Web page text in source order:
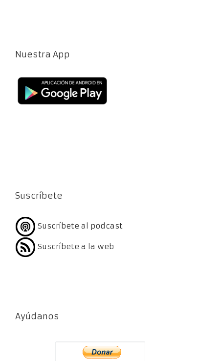
Nuestra App
Suscríbete
Suscríbete al podcast
Suscríbete a la web
Ayúdanos